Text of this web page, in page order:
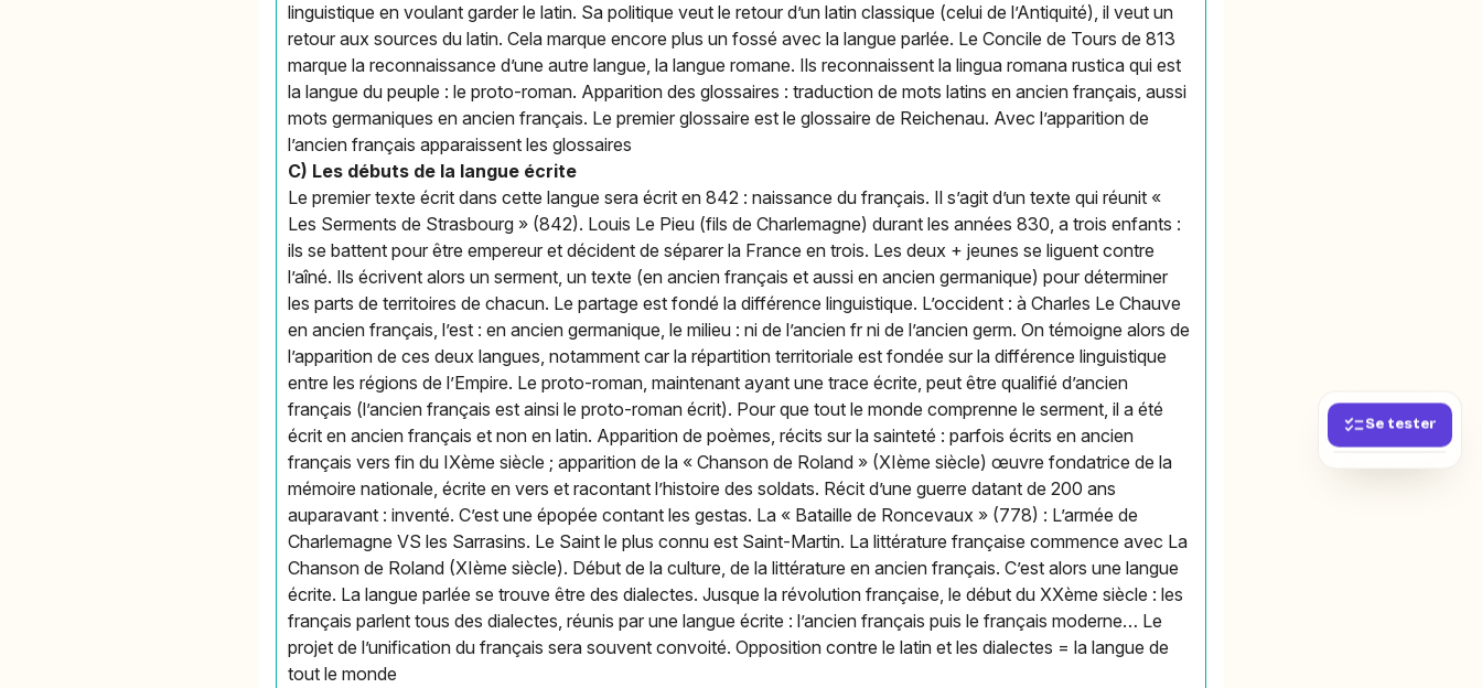
Se tester
linguistique en voulant garder le latin. Sa politique veut le retour d’un latin classique (celui de l’Antiquité), il veut un
retour aux sources du latin. Cela marque encore plus un fossé avec la langue parlée. Le Concile de Tours de 813
marque la reconnaissance d’une autre langue, la langue romane. Ils reconnaissent la lingua romana rustica qui est
la langue du peuple : le proto-roman. Apparition des glossaires : traduction de mots latins en ancien français, aussi
mots germaniques en ancien français. Le premier glossaire est le glossaire de Reichenau. Avec l’apparition de
l’ancien français apparaissent les glossaires
C) Les débuts de la langue écrite
Le premier texte écrit dans cette langue sera écrit en 842 : naissance du français. Il s’agit d’un texte qui réunit «
Les Serments de Strasbourg » (842). Louis Le Pieu (fils de Charlemagne) durant les années 830, a trois enfants :
ils se battent pour être empereur et décident de séparer la France en trois. Les deux + jeunes se liguent contre
l’aîné. Ils écrivent alors un serment, un texte (en ancien français et aussi en ancien germanique) pour déterminer
les parts de territoires de chacun. Le partage est fondé la différence linguistique. L’occident : à Charles Le Chauve
en ancien français, l’est : en ancien germanique, le milieu : ni de l’ancien fr ni de l’ancien germ. On témoigne alors de
l’apparition de ces deux langues, notamment car la répartition territoriale est fondée sur la différence linguistique
entre les régions de l’Empire. Le proto-roman, maintenant ayant une trace écrite, peut être qualifié d’ancien
français (l’ancien français est ainsi le proto-roman écrit). Pour que tout le monde comprenne le serment, il a été
écrit en ancien français et non en latin. Apparition de poèmes, récits sur la sainteté : parfois écrits en ancien
français vers fin du IXème siècle ; apparition de la « Chanson de Roland » (XIème siècle) œuvre fondatrice de la
mémoire nationale, écrite en vers et racontant l’histoire des soldats. Récit d’une guerre datant de 200 ans
auparavant : inventé. C’est une épopée contant les gestas. La « Bataille de Roncevaux » (778) : L’armée de
Charlemagne VS les Sarrasins. Le Saint le plus connu est Saint-Martin. La littérature française commence avec La
Chanson de Roland (XIème siècle). Début de la culture, de la littérature en ancien français. C’est alors une langue
écrite. La langue parlée se trouve être des dialectes. Jusque la révolution française, le début du XXème siècle : les
français parlent tous des dialectes, réunis par une langue écrite : l’ancien français puis le français moderne… Le
projet de l’unification du français sera souvent convoité. Opposition contre le latin et les dialectes = la langue de
tout le monde